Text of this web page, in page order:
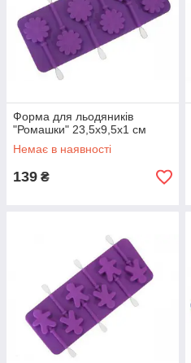
Форма для льодяників
"Ромашки" 23,5х9,5х1 см
Немає в наявності
139 ₴